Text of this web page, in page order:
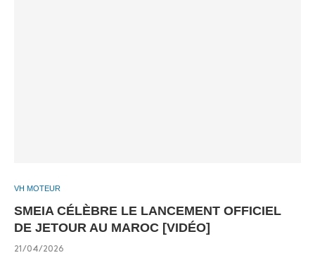
VH MOTEUR
SMEIA CÉLÈBRE LE LANCEMENT OFFICIEL
DE JETOUR AU MAROC [VIDÉO]
21/04/2026